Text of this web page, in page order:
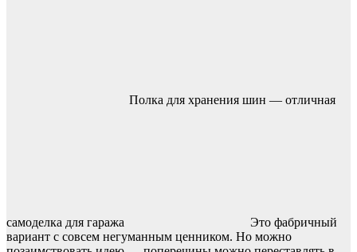
Полка для хранения шин — отличная
самоделка для гаража
Это фабричный
вариант с совсем негуманным ценником. Но можно